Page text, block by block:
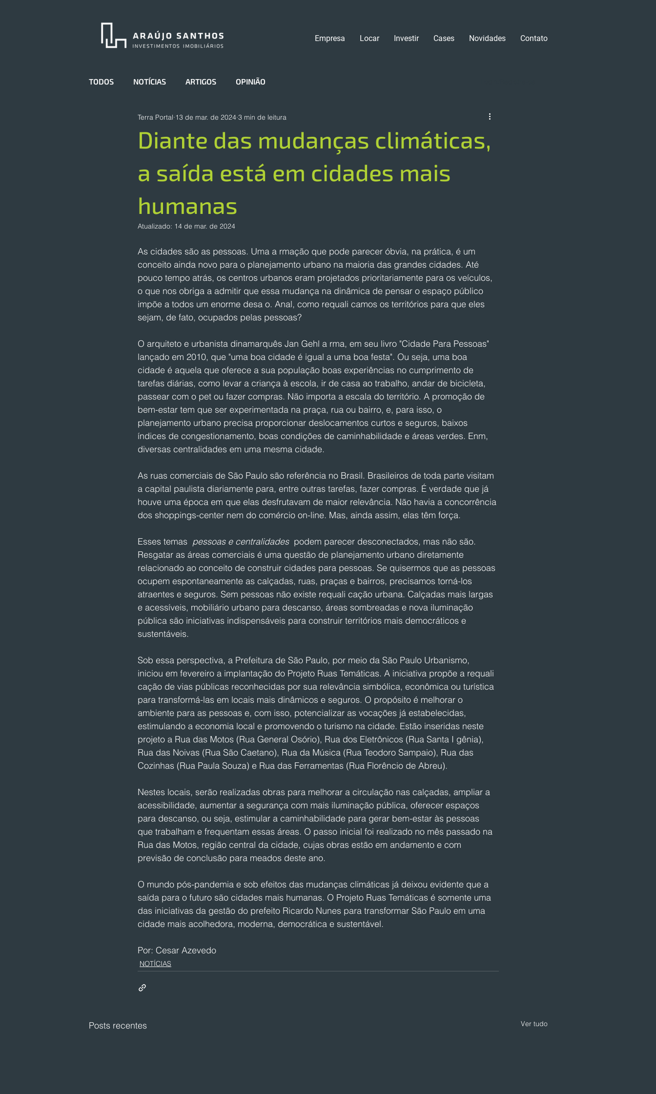
Empresa Locar Investir Cases Novidades Contato
TODOS NOTÍCIAS ARTIGOS OPINIÃO
Diante das mudanças climáticas,
a saída está em cidades mais
humanas
Terra Portal 13 de mar. de 2024 3 min de leitura
Atualizado: 14 de mar. de 2024
As cidades são as pessoas. Uma a rmação que pode parecer óbvia, na prática, é um
conceito ainda novo para o planejamento urbano na maioria das grandes cidades. Até
pouco tempo atrás, os centros urbanos eram projetados prioritariamente para os veículos,
o que nos obriga a admitir que essa mudança na dinâmica de pensar o espaço público
impõe a todos um enorme desa o. Anal, como requali camos os territórios para que eles
sejam, de fato, ocupados pelas pessoas?
O arquiteto e urbanista dinamarquês Jan Gehl a rma, em seu livro "Cidade Para Pessoas"
lançado em 2010, que "uma boa cidade é igual a uma boa festa". Ou seja, uma boa
cidade é aquela que oferece a sua população boas experiências no cumprimento de
tarefas diárias, como levar a criança à escola, ir de casa ao trabalho, andar de bicicleta,
passear com o pet ou fazer compras. Não importa a escala do território. A promoção de
bem-estar tem que ser experimentada na praça, rua ou bairro, e, para isso, o
planejamento urbano precisa proporcionar deslocamentos curtos e seguros, baixos
índices de congestionamento, boas condições de caminhabilidade e áreas verdes. Enm,
diversas centralidades em uma mesma cidade.
As ruas comerciais de São Paulo são referência no Brasil. Brasileiros de toda parte visitam
a capital paulista diariamente para, entre outras tarefas, fazer compras. É verdade que já
houve uma época em que elas desfrutavam de maior relevância. Não havia a concorrência
dos shoppings-center nem do comércio on-line. Mas, ainda assim, elas têm força.
Esses temas pessoas e centralidades podem parecer desconectados, mas não são.
Resgatar as áreas comerciais é uma questão de planejamento urbano diretamente
relacionado ao conceito de construir cidades para pessoas. Se quisermos que as pessoas
ocupem espontaneamente as calçadas, ruas, praças e bairros, precisamos torná-los
atraentes e seguros. Sem pessoas não existe requali cação urbana. Calçadas mais largas
e acessíveis, mobiliário urbano para descanso, áreas sombreadas e nova iluminação
pública são iniciativas indispensáveis para construir territórios mais democráticos e
sustentáveis.
Sob essa perspectiva, a Prefeitura de São Paulo, por meio da São Paulo Urbanismo,
iniciou em fevereiro a implantação do Projeto Ruas Temáticas. A iniciativa propõe a requali
cação de vias públicas reconhecidas por sua relevância simbólica, econômica ou turística
para transformá-las em locais mais dinâmicos e seguros. O propósito é melhorar o
ambiente para as pessoas e, com isso, potencializar as vocações já estabelecidas,
estimulando a economia local e promovendo o turismo na cidade. Estão inseridas neste
projeto a Rua das Motos (Rua General Osório), Rua dos Eletrônicos (Rua Santa I gênia),
Rua das Noivas (Rua São Caetano), Rua da Música (Rua Teodoro Sampaio), Rua das
Cozinhas (Rua Paula Souza) e Rua das Ferramentas (Rua Florêncio de Abreu).
Nestes locais, serão realizadas obras para melhorar a circulação nas calçadas, ampliar a
acessibilidade, aumentar a segurança com mais iluminação pública, oferecer espaços
para descanso, ou seja, estimular a caminhabilidade para gerar bem-estar às pessoas
que trabalham e frequentam essas áreas. O passo inicial foi realizado no mês passado na
Rua das Motos, região central da cidade, cujas obras estão em andamento e com
previsão de conclusão para meados deste ano.
O mundo pós-pandemia e sob efeitos das mudanças climáticas já deixou evidente que a
saída para o futuro são cidades mais humanas. O Projeto Ruas Temáticas é somente uma
das iniciativas da gestão do prefeito Ricardo Nunes para transformar São Paulo em uma
cidade mais acolhedora, moderna, democrática e sustentável.
Por: Cesar Azevedo
NOTÍCIAS
Posts recentes Ver tudo